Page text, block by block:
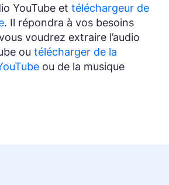
YouTube et téléchargeur de
. Il répondra à vos besoins
voudrez extraire l’audio
ou télécharger de la
ou de la musique